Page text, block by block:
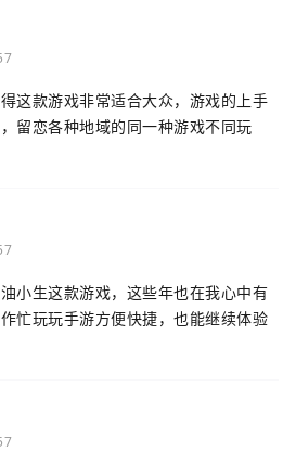
这款游戏非常适合大众，游戏的上手
留恋各种地域的同一种游戏不同玩
小生这款游戏，这些年也在我心中有
忙玩玩手游方便快捷，也能继续体验